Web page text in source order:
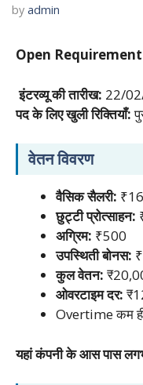
by admin
Open
इंटरव्यू की तारीख: 22/
पद के लिए खुली रिक्तियाँ:
वेतन विवरण
वैसिक सैलरी:
छुट्टी प्रोत्साहन:
अग्रिम: ₹500
उपस्थिती बोनस:
कुल वेतन:
ओवरटाइम दर:
Overtime कम
यहां कंपनी के आस पास